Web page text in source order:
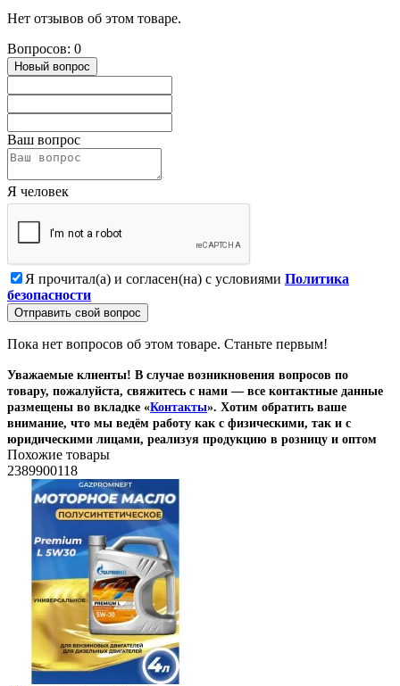
Нет отзывов об этом товаре.
Вопросов: 0
Новый вопрос
Ваш вопрос
Я человек
Я прочитал(а) и согласен(на) с условиями Политика
безопасности
Отправить свой вопрос
Пока нет вопросов об этом товаре. Станьте первым!
Уважаемые клиенты! В случае возникновения вопросов по
товару, пожалуйста, свяжитесь с нами — все контактные данные
размещены во вкладке «Контакты». Хотим обратить ваше
внимание, что мы ведём работу как с физическими, так и с
юридическими лицами, реализуя продукцию в розницу и оптом
Похожие товары
2389900118